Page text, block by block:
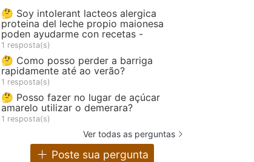
🤔 Soy intolerant lacteos alergica
proteina del leche propio maionesa
poden ayudarme con recetas -
1 resposta(s)
🤔 Como posso perder a barriga
rapidamente até ao verão?
1 resposta(s)
🤔 Posso fazer no lugar de açúcar
amarelo utilizar o demerara?
1 resposta(s)
Ver todas as perguntas
Poste sua pergunta